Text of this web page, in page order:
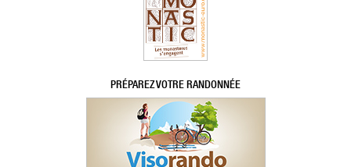
PRÉPAREZ VOTRE RANDONNÉE